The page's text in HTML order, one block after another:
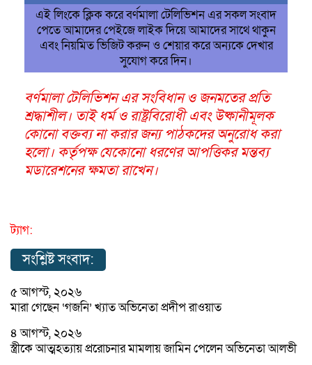
এই লিংকে ক্লিক করে বর্ণমালা টেলিভিশন এর সকল সংবাদ
পেতে আমাদের পেইজে লাইক দিয়ে আমাদের সাথে থাকুন
এবং নিয়মিত ভিজিট করুন ও শেয়ার করে অন্যকে দেখার
সুযোগ করে দিন।
বর্ণমালা টেলিভিশন এর সংবিধান ও জনমতের প্রতি
শ্রদ্ধাশীল। তাই ধর্ম ও রাষ্ট্রবিরোধী এবং উষ্কানীমূলক
কোনো বক্তব্য না করার জন্য পাঠকদের অনুরোধ করা
হলো। কর্তৃপক্ষ যেকোনো ধরণের আপত্তিকর মন্তব্য
মডারেশনের ক্ষমতা রাখেন।
ট্যাগ:
সংশ্লিষ্ট সংবাদ:
৫ আগস্ট, ২০২৬
মারা গেছেন ‘গজনি’ খ্যাত অভিনেতা প্রদীপ রাওয়াত
৪ আগস্ট, ২০২৬
স্ত্রীকে আত্মহত্যায় প্ররোচনার মামলায় জামিন পেলেন অভিনেতা আলভী